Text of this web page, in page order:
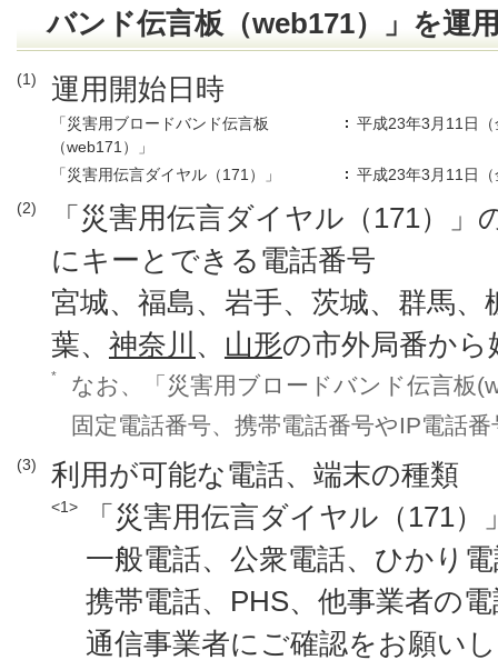
バンド伝言板（web171）」を運
(1) 運用開始日時
「災害用ブロードバンド伝言板
（web171）」
平成23年3月11日
「災害用伝言ダイヤル（171）」
平成23年3月11日
(2)
「災害用伝言ダイヤル（171）
にキーとできる電話番号
宮城、福島、岩手、茨城、群馬、
葉、 神奈川 山形の市外局番から
*
なお、「災害用ブロードバンド伝言板
固定電話番号、携帯電話番号やIP電話
(3) 利用が可能な電話、端末の種類
<1>
「災害用伝言ダイヤル（171）
一般電話、公衆電話、ひかり
携帯電話、PHS、他事業者の
通信事業者にご確認をお願い